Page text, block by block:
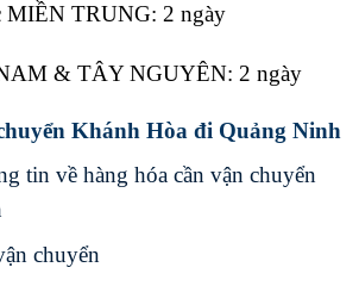
TRUNG: 2 ngày
& TÂY NGUYÊN: 2 ngày
Khánh Hòa đi Quảng Ninh
tin về hàng hóa cần vận chuyển
chuyển